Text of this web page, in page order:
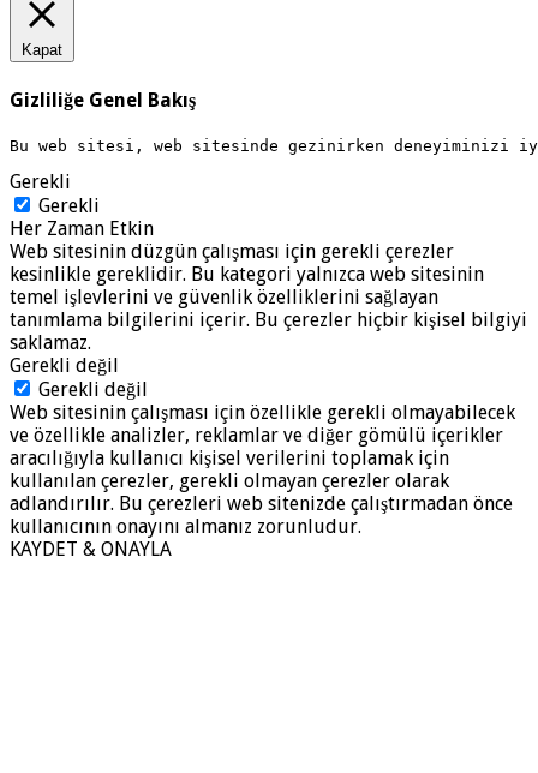
Kapat
Gizliliğe Genel Bakış
Bu web sitesi, web sitesinde gezinirken deneyiminizi
Gerekli
Gerekli
Her Zaman Etkin
Web sitesinin düzgün çalışması için gerekli çerezler
kesinlikle gereklidir. Bu kategori yalnızca web sitesinin
temel işlevlerini ve güvenlik özelliklerini sağlayan
tanımlama bilgilerini içerir. Bu çerezler hiçbir kişisel bilgiyi
saklamaz.
Gerekli değil
Gerekli değil
Web sitesinin çalışması için özellikle gerekli olmayabilecek
ve özellikle analizler, reklamlar ve diğer gömülü içerikler
aracılığıyla kullanıcı kişisel verilerini toplamak için
kullanılan çerezler, gerekli olmayan çerezler olarak
adlandırılır. Bu çerezleri web sitenizde çalıştırmadan önce
kullanıcının onayını almanız zorunludur.
KAYDET & ONAYLA